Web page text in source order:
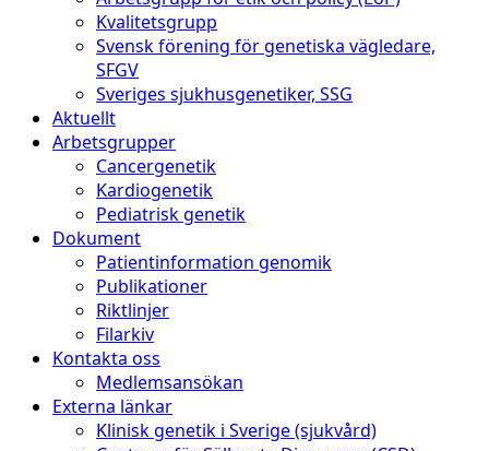
Kvalitetsgrupp
Svensk förening för genetiska vägledare,
SFGV
Sveriges sjukhusgenetiker, SSG
Aktuellt
Arbetsgrupper
Cancergenetik
Kardiogenetik
Pediatrisk genetik
Dokument
Patientinformation genomik
Publikationer
Riktlinjer
Filarkiv
Kontakta oss
Medlemsansökan
Externa länkar
Klinisk genetik i Sverige (sjukvård)